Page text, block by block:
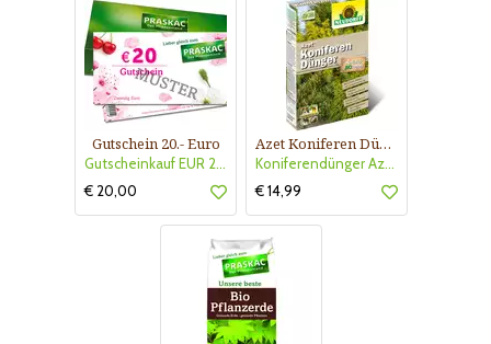
Gutschein 20.- Euro
Gutscheinkauf EUR 20.-
€ 20,00
Azet Koniferen Dünger
Koniferendünger Azet
€ 14,99